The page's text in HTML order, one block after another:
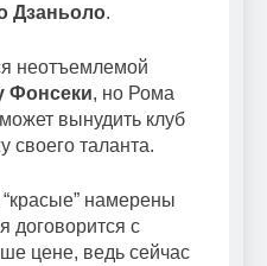
Дзаньоло.
неотъемлемой
Фонсеки, но Рома
вынудить клуб
своего таланта.
“красые” намерены
договорится с
цене, ведь сейчас